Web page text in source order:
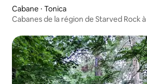
Cabane ⋅ Tonica
Cabanes de la région de Starved Rock
d'enfants, pas de chiens